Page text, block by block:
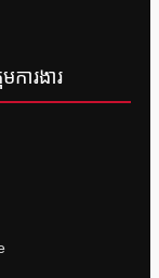
ារងារ